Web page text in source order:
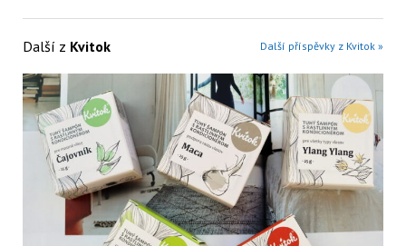
Další z Kvitok Další příspěvky z Kvitok »